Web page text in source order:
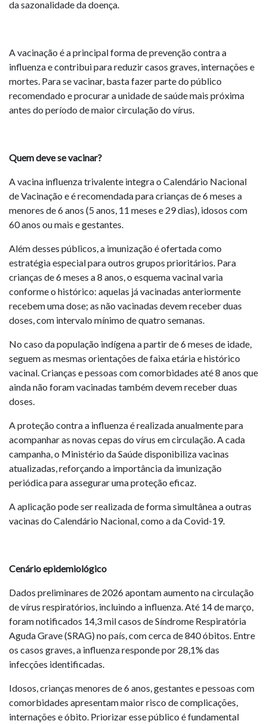
da sazonalidade da doença.
A vacinação é a principal forma de prevenção contra a
influenza e contribui para reduzir casos graves, internações e
mortes. Para se vacinar, basta fazer parte do público
recomendado e procurar a unidade de saúde mais próxima
antes do período de maior circulação do vírus.
Quem deve se vacinar?
A vacina influenza trivalente integra o Calendário Nacional
de Vacinação e é recomendada para crianças de 6 meses a
menores de 6 anos (5 anos, 11 meses e 29 dias), idosos com
60 anos ou mais e gestantes.
Além desses públicos, a imunização é ofertada como
estratégia especial para outros grupos prioritários. Para
crianças de 6 meses a 8 anos, o esquema vacinal varia
conforme o histórico: aquelas já vacinadas anteriormente
recebem uma dose; as não vacinadas devem receber duas
doses, com intervalo mínimo de quatro semanas.
No caso da população indígena a partir de 6 meses de idade,
seguem as mesmas orientações de faixa etária e histórico
vacinal. Crianças e pessoas com comorbidades até 8 anos que
ainda não foram vacinadas também devem receber duas
doses.
A proteção contra a influenza é realizada anualmente para
acompanhar as novas cepas do vírus em circulação. A cada
campanha, o Ministério da Saúde disponibiliza vacinas
atualizadas, reforçando a importância da imunização
periódica para assegurar uma proteção eficaz.
A aplicação pode ser realizada de forma simultânea a outras
vacinas do Calendário Nacional, como a da Covid-19.
Cenário epidemiológico
Dados preliminares de 2026 apontam aumento na circulação
de vírus respiratórios, incluindo a influenza. Até 14 de março,
foram notificados 14,3 mil casos de Síndrome Respiratória
Aguda Grave (SRAG) no país, com cerca de 840 óbitos. Entre
os casos graves, a influenza responde por 28,1% das
infecções identificadas.
Idosos, crianças menores de 6 anos, gestantes e pessoas com
comorbidades apresentam maior risco de complicações,
internações e óbito. Priorizar esse público é fundamental